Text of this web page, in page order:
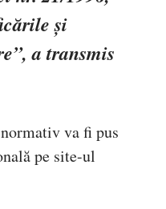
și
a transmis
va fi pus
pe site-ul